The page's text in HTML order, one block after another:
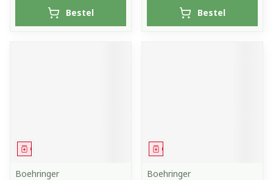
Bestel Bestel
Geneesmiddel
Boehringer
Geneesmiddel
Boehringer